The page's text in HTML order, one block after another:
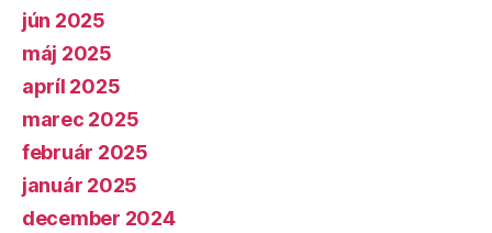
jún 2025
máj 2025
apríl 2025
marec 2025
február 2025
január 2025
december 2024